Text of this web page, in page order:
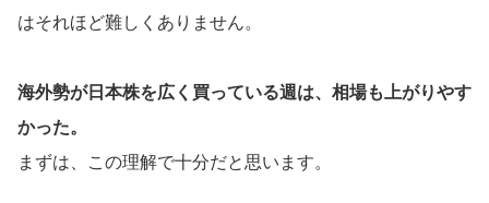
はそれほど難しくありません。
海外勢が日本株を広く買っている週は、相場も上がりやす
かった。
まずは、この理解で十分だと思います。